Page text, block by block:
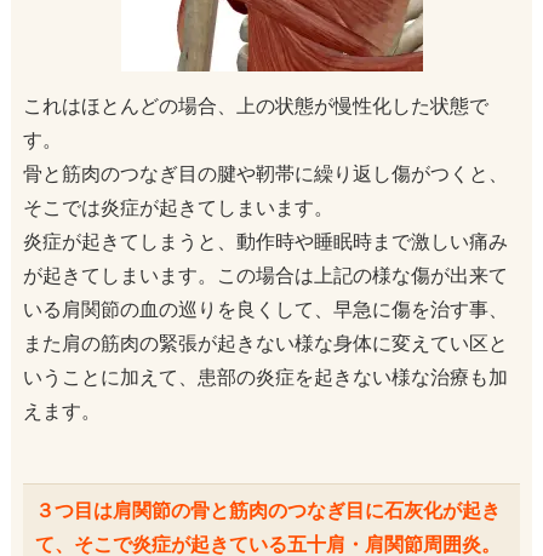
これはほとんどの場合、上の状態が慢性化した状態で
す。
骨と筋肉のつなぎ目の腱や靭帯に繰り返し傷がつくと、
そこでは炎症が起きてしまいます。
炎症が起きてしまうと、動作時や睡眠時まで激しい痛み
が起きてしまいます。この場合は上記の様な傷が出来て
いる肩関節の血の巡りを良くして、早急に傷を治す事、
また肩の筋肉の緊張が起きない様な身体に変えてい区と
いうことに加えて、患部の炎症を起きない様な治療も加
えます。
３つ目は肩関節の骨と筋肉のつなぎ目に石灰化が起き
て、そこで炎症が起きている五十肩・肩関節周囲炎。